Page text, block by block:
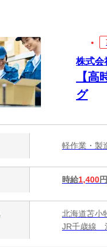
株式会
【
グ
軽作業・
時給1,400
北海道苫小
JR千歳線